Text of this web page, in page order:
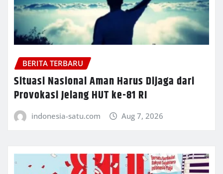
BERITA TERBARU
Situasi Nasional Aman Harus Dijaga dari
Provokasi Jelang HUT ke-81 RI
indonesia-satu.com Aug 7, 2026